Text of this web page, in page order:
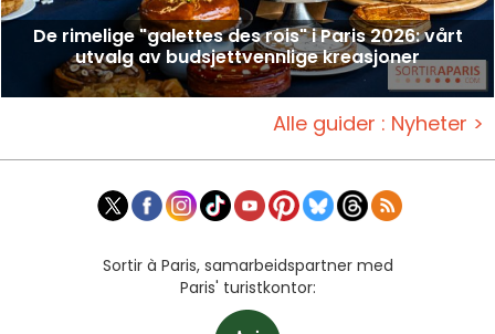
De rimelige "galettes des rois" i Paris 2026: vårt
utvalg av budsjettvennlige kreasjoner
Alle guider : Nyheter >
Sortir à Paris, samarbeidspartner med
Paris' turistkontor: